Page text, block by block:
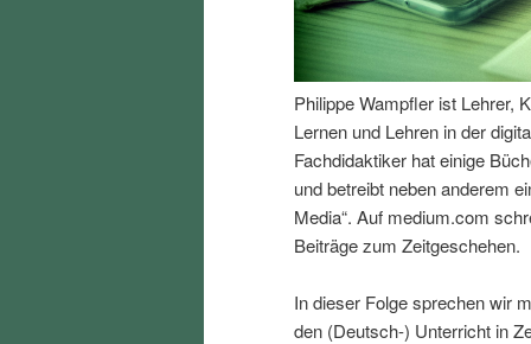
I
h
t
e
a
Philippe Wampfler ist Lehrer,
Lernen und Lehren in der
Fachdidaktiker hat einige
und betreibt neben anderem
Media“. Auf medium.com
Beiträge zum Zeitgeschehen.
In dieser Folge sprechen wir
den (Deutsch-) Unterricht in